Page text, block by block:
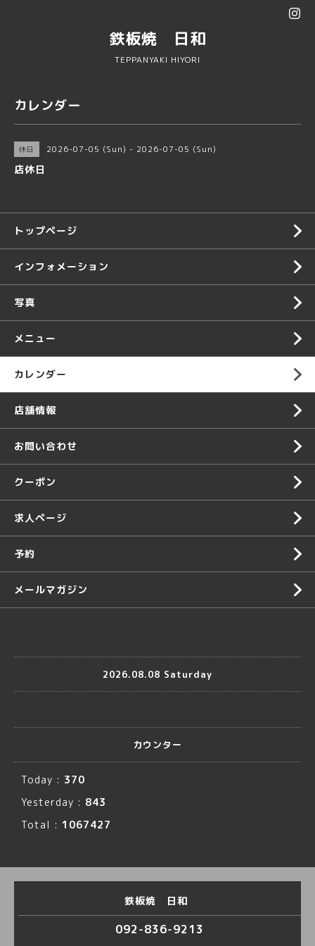
鉄板焼 日和
TEPPANYAKI HIYORI
カレンダー
休日 2026-07-05 (Sun) - 2026-07-05 (Sun)
店休日
トップページ
インフォメーション
写真
メニュー
カレンダー
店舗情報
お問い合わせ
クーポン
求人ページ
予約
メールマガジン
2026.08.08 Saturday
カウンター
Today : 370
Yesterday : 843
Total : 1067427
鉄板焼 日和
092-836-9213